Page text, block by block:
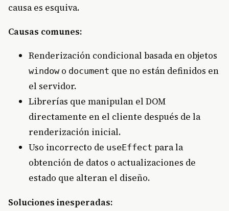
causa es esquiva.
Causas comunes:
Renderización condicional basada en objetos
windowo document que no están definidos en
el servidor.
Librerías que manipulan el DOM
directamente en el cliente después de la
renderización inicial.
Uso incorrecto de useEffect para la
obtención de datos o actualizaciones de
estado que alteran el diseño.
Soluciones inesperadas: